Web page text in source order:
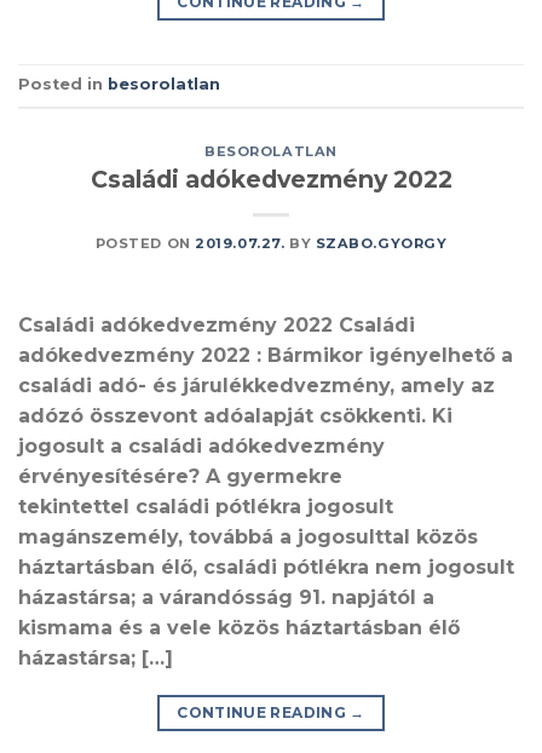
Posted in besorolatlan
BESOROLATLAN
Családi adókedvezmény 2022
POSTED ON 2019.07.27. BY SZABO.GYORGY
Családi adókedvezmény 2022 Családi
adókedvezmény 2022 : Bármikor igényelhető a
családi adó- és járulékkedvezmény, amely az
adózó összevont adóalapját csökkenti. Ki
jogosult a családi adókedvezmény
érvényesítésére? A gyermekre
tekintettel családi pótlékra jogosult
magánszemély, továbbá a jogosulttal közös
háztartásban élő, családi pótlékra nem jogosult
házastársa; a várandósság 91. napjától a
kismama és a vele közös háztartásban élő
házastársa; […]
CONTINUE READING →